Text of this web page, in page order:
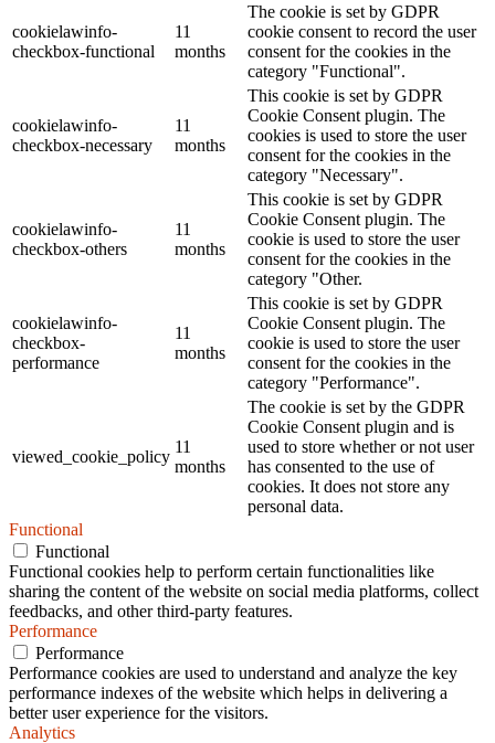
cookielawinfo-
checkbox-functional
11
months
The cookie is set by GDPR
cookie consent to record the user
consent for the cookies in the
category "Functional".
cookielawinfo-
checkbox-necessary
11
months
This cookie is set by GDPR
Cookie Consent plugin. The
cookies is used to store the user
consent for the cookies in the
category "Necessary".
cookielawinfo-
checkbox-others
11
months
This cookie is set by GDPR
Cookie Consent plugin. The
cookie is used to store the user
consent for the cookies in the
category "Other.
cookielawinfo-
checkbox-
performance
11
months
This cookie is set by GDPR
Cookie Consent plugin. The
cookie is used to store the user
consent for the cookies in the
category "Performance".
viewed_cookie_policy
11
months
The cookie is set by the GDPR
Cookie Consent plugin and is
used to store whether or not user
has consented to the use of
cookies. It does not store any
personal data.
Functional
Functional
Functional cookies help to perform certain functionalities like
sharing the content of the website on social media platforms, collect
feedbacks, and other third-party features.
Performance
Performance
Performance cookies are used to understand and analyze the key
performance indexes of the website which helps in delivering a
better user experience for the visitors.
Analytics